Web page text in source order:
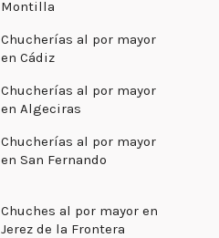
Montilla
Chucherías al por mayor
en Cádiz
Chucherías al por mayor
en Algeciras
Chucherías al por mayor
en San Fernando
Chuches al por mayor en
Jerez de la Frontera